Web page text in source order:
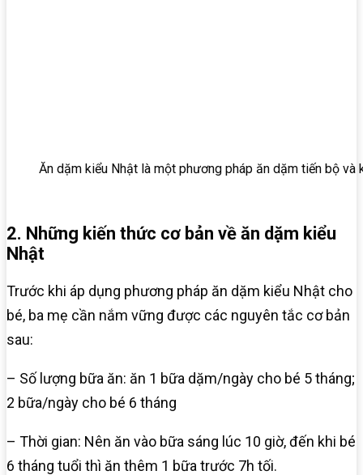
Ăn dặm kiểu Nhật là một phương pháp ăn dặm tiến bộ và
2. Những kiến thức cơ bản về ăn dặm kiểu
Nhật
Trước khi áp dụng phương pháp ăn dặm kiểu Nhật cho
bé, ba mẹ cần nắm vững được các nguyên tắc cơ bản
sau:
– Số lượng bữa ăn: ăn 1 bữa dặm/ngày cho bé 5 tháng;
2 bữa/ngày cho bé 6 tháng
– Thời gian: Nên ăn vào bữa sáng lúc 10 giờ, đến khi bé
6 tháng tuổi thì ăn thêm 1 bữa trước 7h tối.